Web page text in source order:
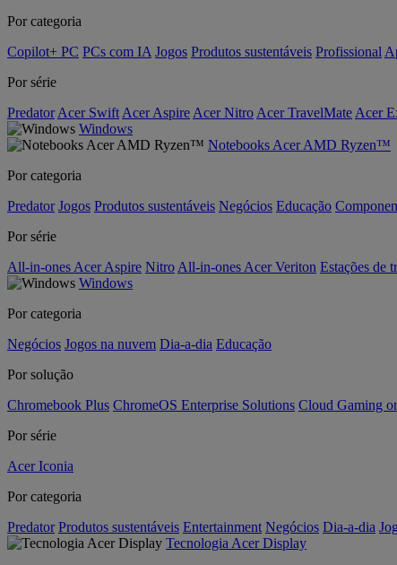
Por categoria
Copilot+ PC PCs com IA Jogos Produtos sustentáveis Profissional
Por série
Predator Acer Swift Acer Aspire Acer Nitro Acer TravelMate Acer
Windows
Notebooks Acer AMD Ryzen™
Por categoria
Predator Jogos Produtos sustentáveis Negócios Educação
Por série
All-in-ones Acer Aspire Nitro All-in-ones Acer Veriton Estações de
Windows
Por categoria
Negócios Jogos na nuvem Dia-a-dia Educação
Por solução
Chromebook Plus ChromeOS Enterprise Solutions Cloud Gaming
Por série
Acer Iconia
Por categoria
Predator Produtos sustentáveis Entertainment Negócios Dia-a-dia
Tecnologia Acer Display